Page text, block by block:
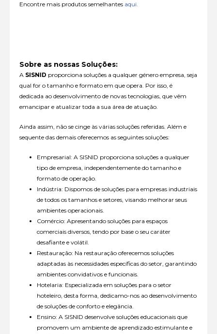
Encontre mais produtos semelhantes aqui.
Sobre as nossas Soluções:
A SISNID proporciona soluções a qualquer género empresa, seja
qual for o tamanho e formato em que opera. Por isso, é
dedicada ao desenvolvimento de novas tecnologias, que vêm
emancipar e atualizar toda a sua área de atuação.
Ainda assim, não se cinge às várias soluções referidas. Além e
sequente das demais oferecemos as seguintes soluções:
Empresarial: A SISNID proporciona soluções a qualquer
tipo de empresa, independentemente do tamanho e
formato de operação.
Indústria: Dispomos de soluções para empresas industriais
de todos os tamanhos e setores, visando melhorar seus
ambientes operacionais.
Comércio: Apresentando soluções para espaços
comerciais diversos, tendo por base o seu caráter
desafiante e volátil.
Restauração: Na restauração oferecemos soluções
adaptadas às necessidades específicas do setor, garantindo
ambientes convidativos e funcionais.
Hotelaria: Especializada em soluções para o setor
hoteleiro, desta forma, dedicamo-nos ao desenvolvimento
de soluções de conforto e elegância.
Ensino: A SISNID desenvolve soluções educacionais que
promovem um ambiente de aprendizado estimulante e